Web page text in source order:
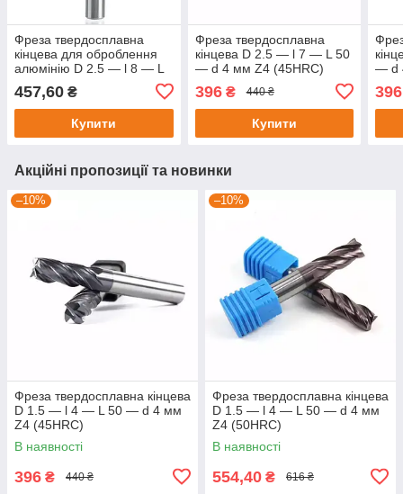
Фреза твердосплавна
кінцева для оброблення
алюмінію D 2.5 — l 8 — L
457,60 ₴
Купити
Фреза твердосплавна
кінцева D 2.5 — l 7 — L 50
— d 4 мм Z4 (45HRC)
396₴ 440 ₴
Купити
— d
396
Акційні пропозиції та новинки
–10%
Фреза твердосплавна кінцева
D 1.5 — l 4 — L 50 — d 4 мм
Z4 (45HRC)
В наявності
396 ₴ 440 ₴
–10%
Фреза твердосплавна кінцева
D 1.5 — l 4 — L 50 — d 4 мм
Z4 (50HRC)
В наявності
554,40 ₴ 616 ₴